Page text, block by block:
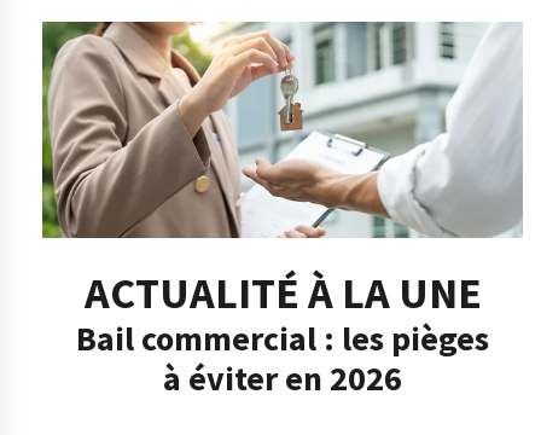
ACTUALITÉ À LA UNE
Bail commercial : les pièges
à éviter en 2026